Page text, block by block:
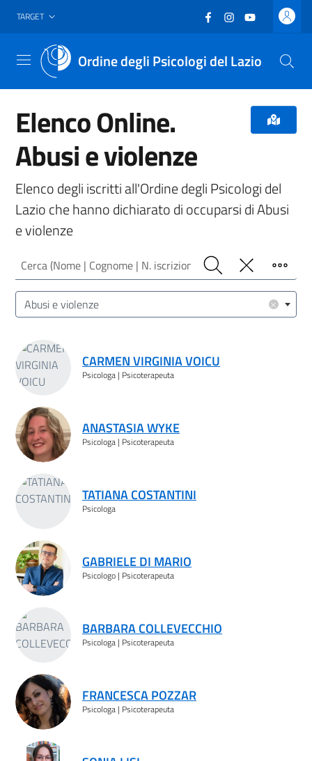
Vai al header
Vai al contenuto principale
Vai al footer
TARGET Facebook
(nuova scheda -
Instagram
(nuova scheda
YouTube
(nuova
Ordine degli Psicologi del Lazio
Menu
Elenco Online.
Abusi e violenze
Elenco degli iscritti all'Ordine degli Psicologi del
Lazio che hanno dichiarato di occuparsi di Abusi
e violenze
Cerca (Nome | Cognome | N. iscrizione)
Cerca PulisciFiltro
Area/Target (Area Intervento | Target Utenza)
×
Abusi e violenze
Risultati ricerca
CARMEN VIRGINIA VOICU
Psicologa | Psicoterapeuta
ANASTASIA WYKE
Psicologa | Psicoterapeuta
TATIANA COSTANTINI
Psicologa
GABRIELE DI MARIO
Psicologo | Psicoterapeuta
BARBARA COLLEVECCHIO
Psicologa | Psicoterapeuta
FRANCESCA POZZAR
Psicologa | Psicoterapeuta